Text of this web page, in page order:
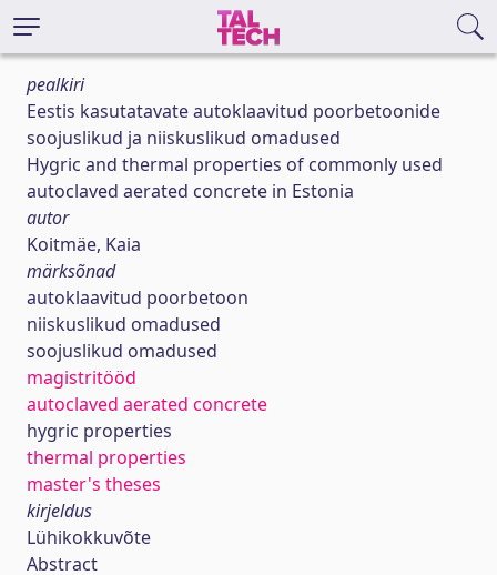
pealkiri
Eestis kasutatavate autoklaavitud poorbetoonide
soojuslikud ja niiskuslikud omadused
Hygric and thermal properties of commonly used
autoclaved aerated concrete in Estonia
autor
Koitmäe, Kaia
märksõnad
autoklaavitud poorbetoon
niiskuslikud omadused
soojuslikud omadused
magistritööd
autoclaved aerated concrete
hygric properties
thermal properties
master's theses
kirjeldus
Lühikokkuvõte
Abstract